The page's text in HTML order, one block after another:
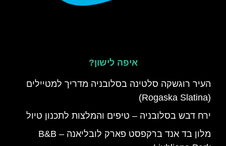
איפה לישון?
העיר רוגשקה סלטינה בסלובניה מדריך למטיילים
(Rogaska Slatina)
ירח דבש בסלובניה – טיפים והמלצות לתכנון טיול
מלון בד אנד ברקפסט פארק לובליאנה – B&B